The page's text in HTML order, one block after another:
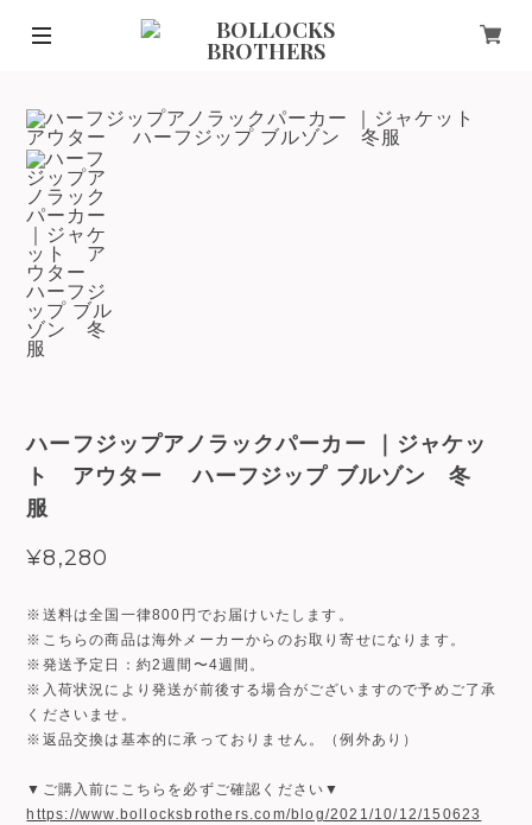
ハーフジップアノラックパーカー ｜ジャケッ
ト アウター ハーフジップ ブルゾン 冬
服
¥8,280
※送料は全国一律800円でお届けいたします。
※こちらの商品は海外メーカーからのお取り寄せになります。
※発送予定日：約2週間〜4週間。
※入荷状況により発送が前後する場合がございますので予めご了承
くださいませ。
※返品交換は基本的に承っておりません。（例外あり）
▼ご購入前にこちらを必ずご確認ください▼
https://www.bollocksbrothers.com/blog/2021/10/12/150623